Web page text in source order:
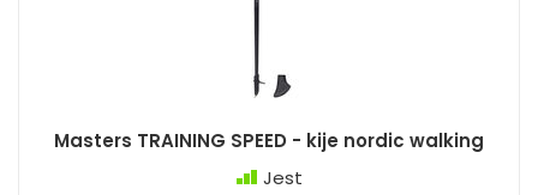
Masters TRAINING SPEED - kije nordic walking
Jest